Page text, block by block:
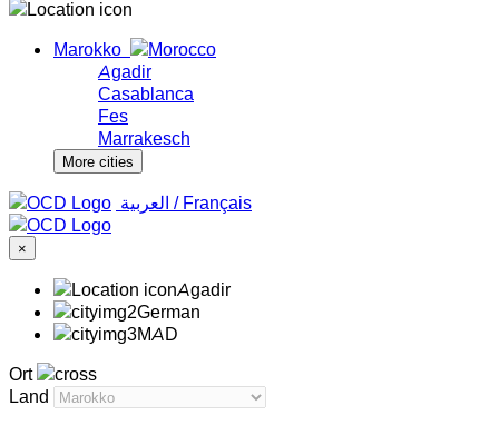
Marokko
Agadir
Casablanca
Fes
Marrakesch
More cities
‏العربية ‏ / Français
×
Agadir
German
MAD
Ort
Land